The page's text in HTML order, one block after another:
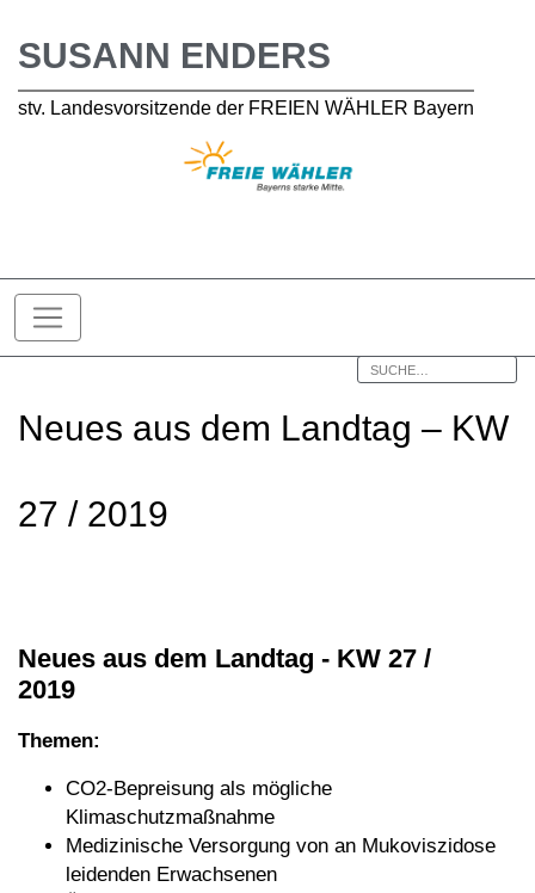
SUSANN ENDERS
stv. Landesvorsitzende der FREIEN WÄHLER Bayern
Neues aus dem Landtag – KW
27 / 2019
Neues aus dem Landtag - KW 27 /
2019
Themen:
CO2-Bepreisung als mögliche
Klimaschutzmaßnahme
Medizinische Versorgung von an Mukoviszidose
leidenden Erwachsenen